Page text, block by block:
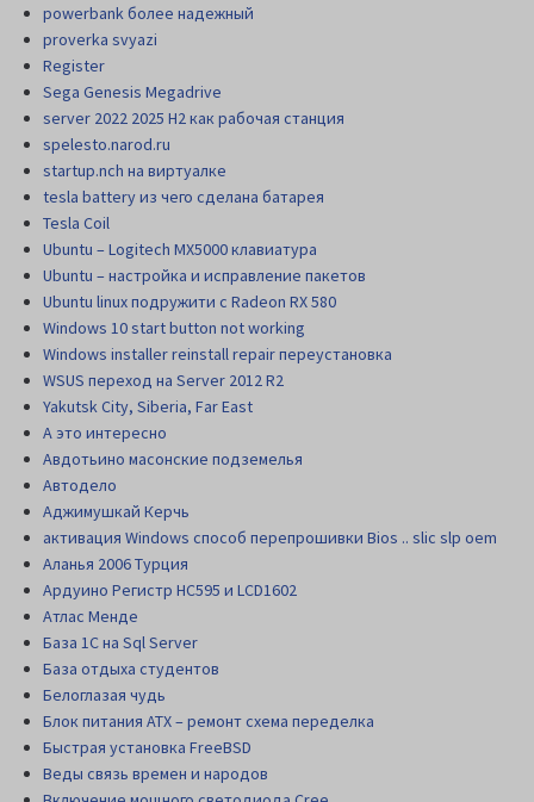
powerbank более надежный
proverka svyazi
Register
Sega Genesis Megadrive
server 2022 2025 H2 как рабочая станция
spelesto.narod.ru
startup.nch на виртуалке
tesla battery из чего сделана батарея
Tesla Coil
Ubuntu – Logitech MX5000 клавиатура
Ubuntu – настройка и исправление пакетов
Ubuntu linux подружити с Radeon RX 580
Windows 10 start button not working
Windows installer reinstall repair переустановка
WSUS переход на Server 2012 R2
Yakutsk City, Siberia, Far East
А это интересно
Авдотьино масонские подземелья
Автодело
Аджимушкай Керчь
активация Windows способ перепрошивки Bios .. slic slp oem
Аланья 2006 Турция
Ардуино Регистр НС595 и LCD1602
Атлас Менде
База 1С на Sql Server
База отдыха студентов
Белоглазая чудь
Блок питания АТХ – ремонт схема переделка
Быстрая установка FreeBSD
Веды связь времен и народов